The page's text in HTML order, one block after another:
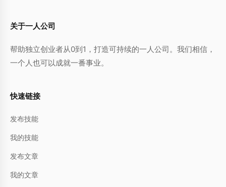
关于一人公司
帮助独立创业者从0到1，打造可持续的一人公司。我们相信，
一个人也可以成就一番事业。
快速链接
发布技能
我的技能
发布文章
我的文章